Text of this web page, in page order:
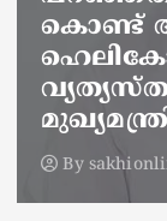
വിവാദ
മന്ത്രി
By